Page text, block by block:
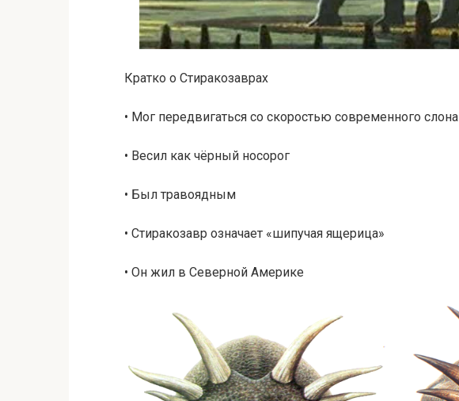
Кратко о Стиракозаврах
• Мог передвигаться со скоростью современного слона
• Весил как чёрный носорог
• Был травоядным
• Стиракозавр означает «шипучая ящерица»
• Он жил в Северной Америке